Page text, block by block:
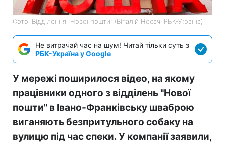
Фото: Відділення "Нової пошти" (Віталій Носач, РБК-Україна)
Не витрачай час на шум! Читай тільки суть з
РБК-Україна у Google
У мережі поширилося відео, на якому
працівники одного з відділень "Нової
пошти" в Івано-Франківську шваброю
виганяють безпритульного собаку на
вулицю під час спеки. У компанії заявили,